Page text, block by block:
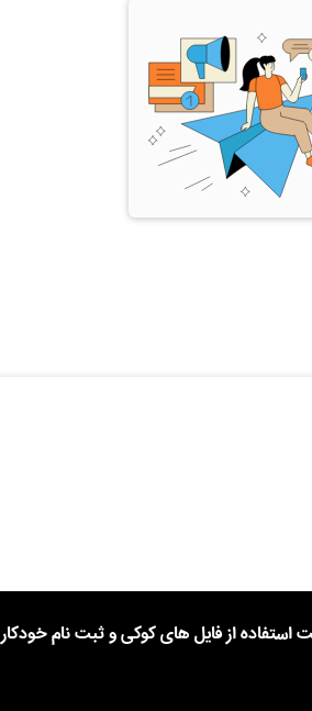
استفاده از فایل های کوکی و ثبت نام خودکار